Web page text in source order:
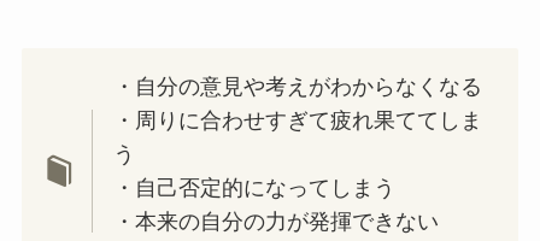
・自分の意見や考えがわからなくなる
・周りに合わせすぎて疲れ果ててしま
う
・自己否定的になってしまう
・本来の自分の力が発揮できない